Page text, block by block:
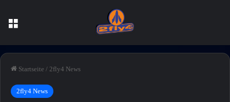
Startseite / 2fly4 News
2fly4 News